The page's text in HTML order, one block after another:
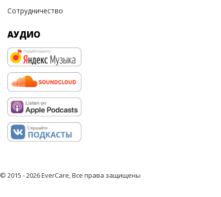
Сотрудничество
АУДИО
© 2015 - 2026 EverCare, Все права защищены